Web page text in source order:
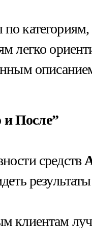
категориям,
легко
После”
средств
клиентам